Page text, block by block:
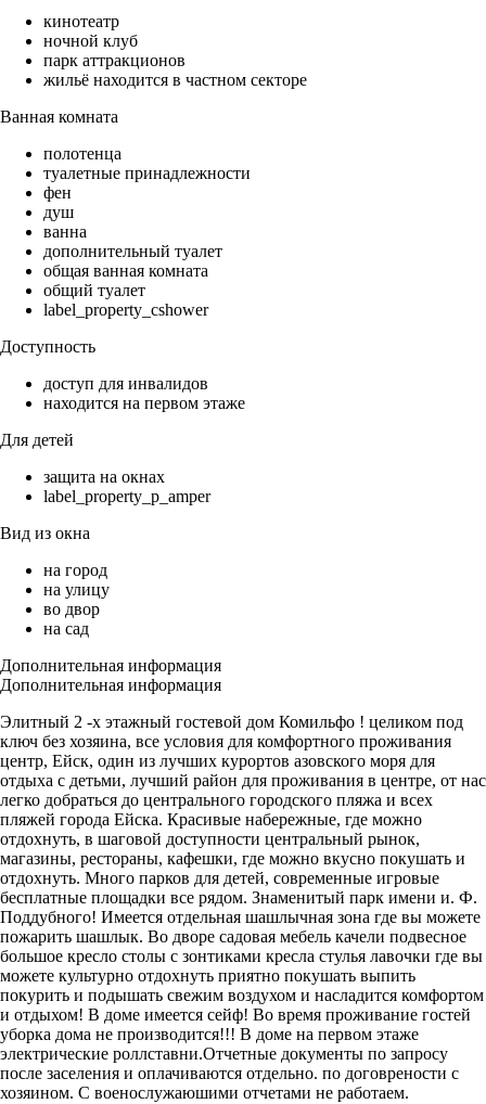
кинотеатр
ночной клуб
парк аттракционов
жильё находится в частном секторе
Ванная комната
полотенца
туалетные принадлежности
фен
душ
ванна
дополнительный туалет
общая ванная комната
общий туалет
label_property_cshower
Доступность
доступ для инвалидов
находится на первом этаже
Для детей
защита на окнах
label_property_p_amper
Вид из окна
на город
на улицу
во двор
на сад
Дополнительная информация
Дополнительная информация
Элитный 2 -х этажный гостевой дом Комильфо ! целиком под
ключ без хозяина, все условия для комфортного проживания
центр, Ейск, один из лучших курортов азовского моря для
отдыха с детьми, лучший район для проживания в центре, от нас
легко добраться до центрального городского пляжа и всех
пляжей города Ейска. Красивые набережные, где можно
отдохнуть, в шаговой доступности центральный рынок,
магазины, рестораны, кафешки, где можно вкусно покушать и
отдохнуть. Много парков для детей, современные игровые
бесплатные площадки все рядом. Знаменитый парк имени и. Ф.
Поддубного! Имеется отдельная шашлычная зона где вы можете
пожарить шашлык. Во дворе садовая мебель качели подвесное
большое кресло столы с зонтиками кресла стулья лавочки где вы
можете культурно отдохнуть приятно покушать выпить
покурить и подышать свежим воздухом и насладится комфортом
и отдыхом! В доме имеется сейф! Во время проживание гостей
уборка дома не производится!!! В доме на первом этаже
электрические роллставни.Отчетные документы по запросу
после заселения и оплачиваются отдельно. по договрености с
хозяином. С военослужаюшими отчетами не работаем.